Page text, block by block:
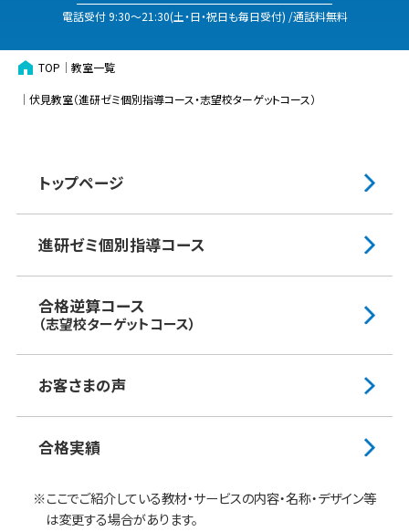
電話受付9:30〜21:30(土・日・祝日も毎日受付) /通話料無料
TOP 教室一覧
伏見​教室（進研ゼミ個別指導コース・志望校ターゲットコース）
トップページ
進研ゼミ個別指導コース
合格逆算コース
（志望校ターゲットコース）
お客さまの声
合格実績
※ここでご紹介している教材・サービスの内容・名称・デザイン等
は変更する場合があります。